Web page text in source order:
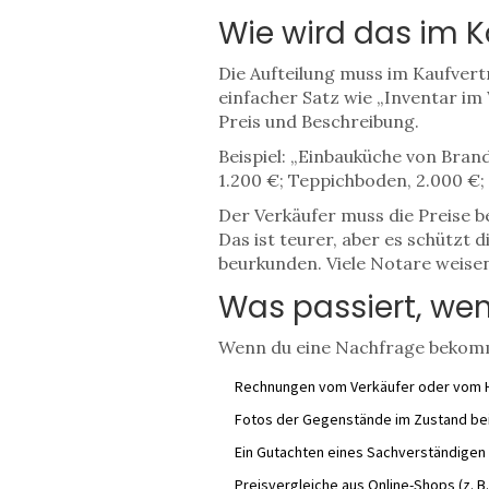
Wie wird das im
Die Aufteilung muss im
einfacher Satz wie „Inventar
Preis und Beschreibung.
Beispiel: „Einbauküche von
1.200 €; Teppichboden, 2.000
Der Verkäufer muss die Preise
Das ist teurer, aber es schützt
beurkunden. Viele Notare
Was passiert,
Wenn du eine Nachfrage
Rechnungen vom Verkäufer oder vom
Fotos der Gegenstände im Zustand
Ein Gutachten eines Sachverständigen
Preisvergleiche aus Online-Shops (z.